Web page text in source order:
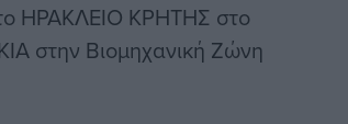
ΗΡΑΚΛΕΙΟ ΚΡΗΤΗΣ στο
στην Βιομηχανική Ζώνη